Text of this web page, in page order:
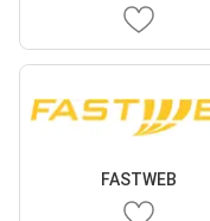
FASTWEB